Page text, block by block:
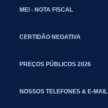
MEI - NOTA FISCAL
CERTIDÃO NEGATIVA
PREÇOS PÚBLICOS 2026
NOSSOS TELEFONES & E-MAIL